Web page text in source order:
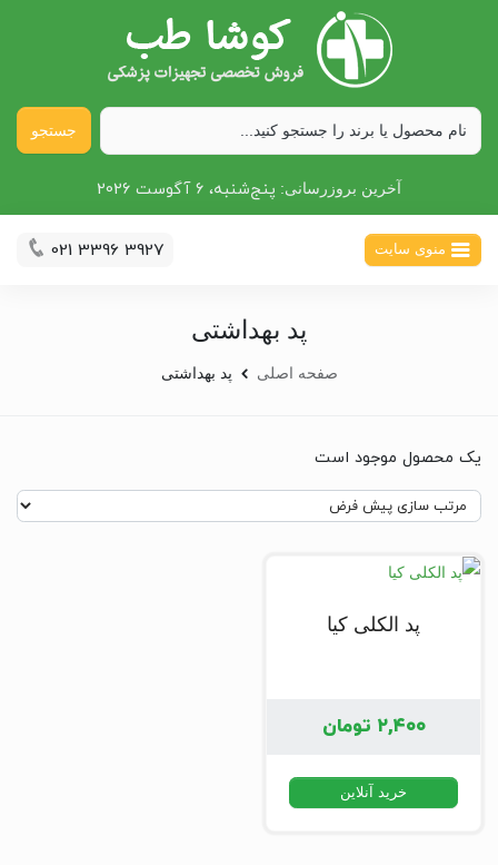
جستجو
آخرین بروزرسانی: پنج‌شنبه، 6 آگوست 2026
منوی سایت 021 3396 3927
پد بهداشتی
صفحه اصلی پد بهداشتی
یک محصول موجود است
پد الکلی کیا
۲,۴۰۰ تومان
خرید آنلاین